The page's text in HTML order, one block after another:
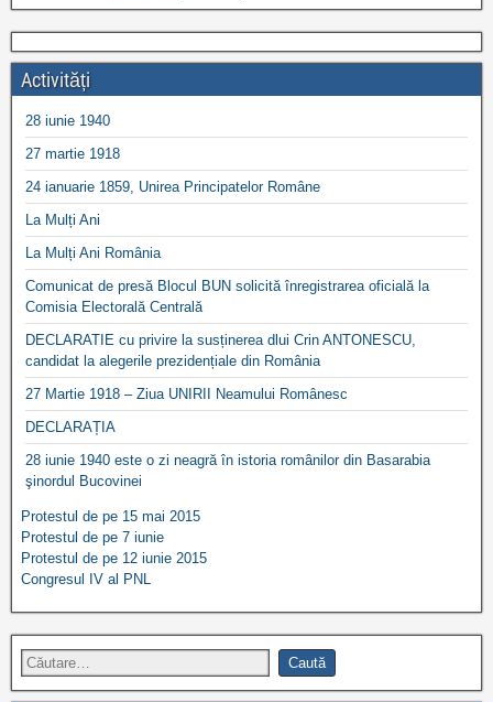
Activități
28 iunie 1940
27 martie 1918
24 ianuarie 1859, Unirea Principatelor Române
La Mulți Ani
La Mulți Ani România
Comunicat de presă Blocul BUN solicită înregistrarea oficială la
Comisia Electorală Centrală
DECLARATIE cu privire la susținerea dlui Crin ANTONESCU,
candidat la alegerile prezidențiale din România
27 Martie 1918 – Ziua UNIRII Neamului Românesc
DECLARAȚIA
28 iunie 1940 este o zi neagră în istoria românilor din Basarabia
şinordul Bucovinei
Protestul de pe 15 mai 2015
Protestul de pe 7 iunie
Protestul de pe 12 iunie 2015
Congresul IV al PNL